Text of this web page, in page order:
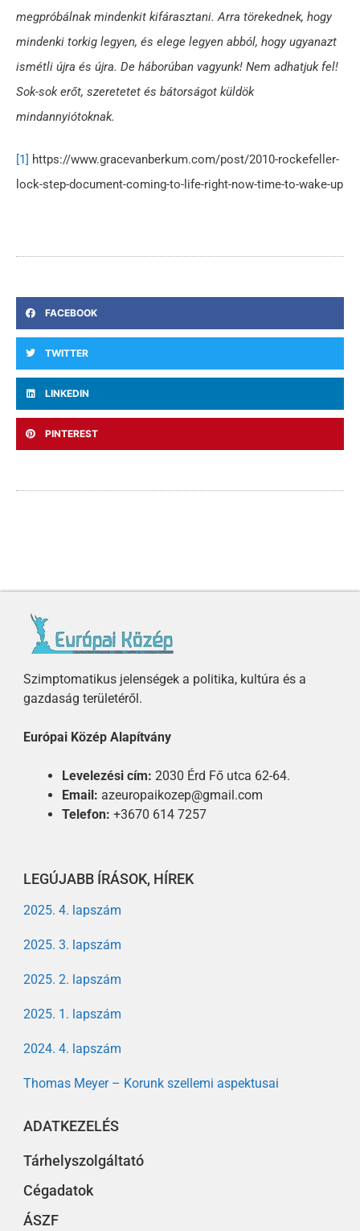
megpróbálnak mindenkit kifárasztani. Arra törekednek, hogy
mindenki torkig legyen, és elege legyen abból, hogy ugyanazt
ismétli újra és újra. De háborúban vagyunk! Nem adhatjuk fel!
Sok-sok erőt, szeretetet és bátorságot küldök
mindannyiótoknak.
[1] https://www.gracevanberkum.com/post/2010-rockefeller-
lock-step-document-coming-to-life-right-now-time-to-wake-up
FACEBOOK
TWITTER
LINKEDIN
PINTEREST
Szimptomatikus jelenségek a politika, kultúra és a
gazdaság területéről.
Európai Közép Alapítvány
Levelezési cím: 2030 Érd Fő utca 62-64.
Email: azeuropaikozep@gmail.com
Telefon: +3670 614 7257
LEGÚJABB ÍRÁSOK, HÍREK
2025. 4. lapszám
2025. 3. lapszám
2025. 2. lapszám
2025. 1. lapszám
2024. 4. lapszám
Thomas Meyer – Korunk szellemi aspektusai
ADATKEZELÉS
Tárhelyszolgáltató
Cégadatok
ÁSZF